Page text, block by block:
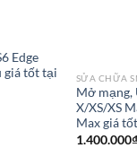
Edge
giá tốt tại
SỬA CHỮA
Mở mạng,
X/XS/XS
Max giá
1.400.000₫